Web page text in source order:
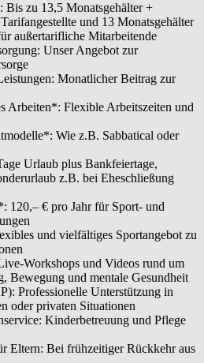
zu 13,5 Monatsgehälter +
und 13 Monatsgehälter
außertarifliche Mitarbeitende
Unser Angebot zur
Monatlicher Beitrag zur
Arbeiten*: Flexible Arbeitszeiten und
Wie z.B. Sabbatical oder
Urlaub plus Bankfeiertage,
z.B. bei Eheschließung
120,– € pro Jahr für Sport- und
und vielfältiges Sportangebot zu
Workshops und Videos rund um
Bewegung und mentale Gesundheit
Professionelle Unterstützung in
oder privaten Situationen
Kinderbetreuung und Pflege
Eltern: Bei frühzeitiger Rückkehr aus